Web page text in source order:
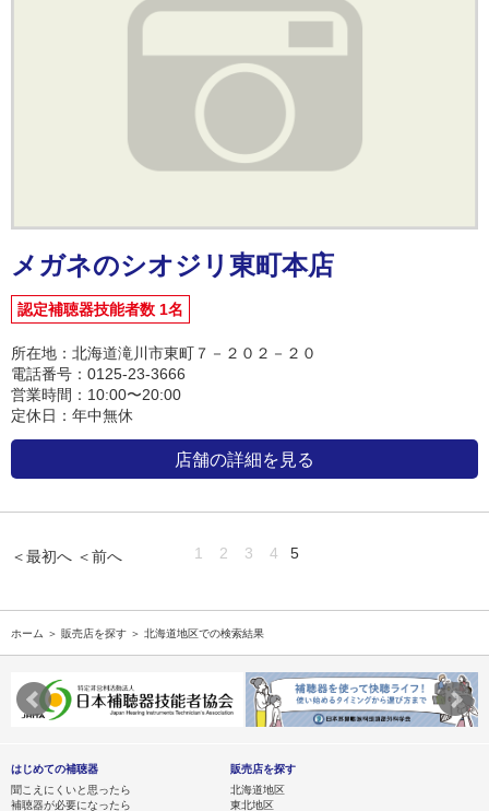
メガネのシオジリ東町本店
認定補聴器技能者数 1名
所在地：北海道滝川市東町７－２０２－２０
電話番号：0125-23-3666
営業時間：10:00〜20:00
定休日：年中無休
店舗の詳細を見る
＜最初へ ＜前へ 1 2 3 4 5
ホーム ＞ 販売店を探す ＞ 北海道地区での検索結果
はじめての補聴器
聞こえにくいと思ったら
補聴器が必要になったら
販売店を探す
北海道地区
東北地区